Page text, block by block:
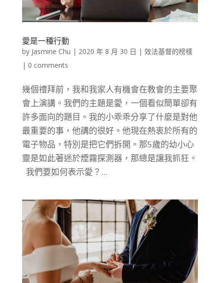
愛是一種行動
by Jasmine Chu | 2020 年 8 月 30 日 | 效法基督的榜樣
| 0 comments
幾個禮拜前，我和我家人有機會在教會的主要聚
會上演講。我們的主題是愛，一個看似簡單卻有
許多面向的題目。我的小乖乖分享了什麼是對他
最重要的事，他講的很好。他現在熱衷於所有的
電子物品，特別是把它們拆開。那5歲的幼小心
靈是如此著迷於煙霧探測器，那總是讓我抓狂。
我們要如何表示愛？...